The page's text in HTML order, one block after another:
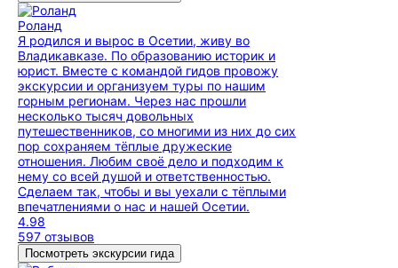
Роланд
Я родился и вырос в Осетии, живу во
Владикавказе. По образованию историк и
юрист. Вместе с командой гидов провожу
экскурсии и организуем туры по нашим
горным регионам. Через нас прошли
несколько тысяч довольных
путешественников, со многими из них до сих
пор сохраняем тёплые дружеские
отношения. Любим своё дело и подходим к
нему со всей душой и ответственностью.
Сделаем так, чтобы и вы уехали с тёплыми
впечатлениями о нас и нашей Осетии.
4.98
597 отзывов
Посмотреть экскурсии гида